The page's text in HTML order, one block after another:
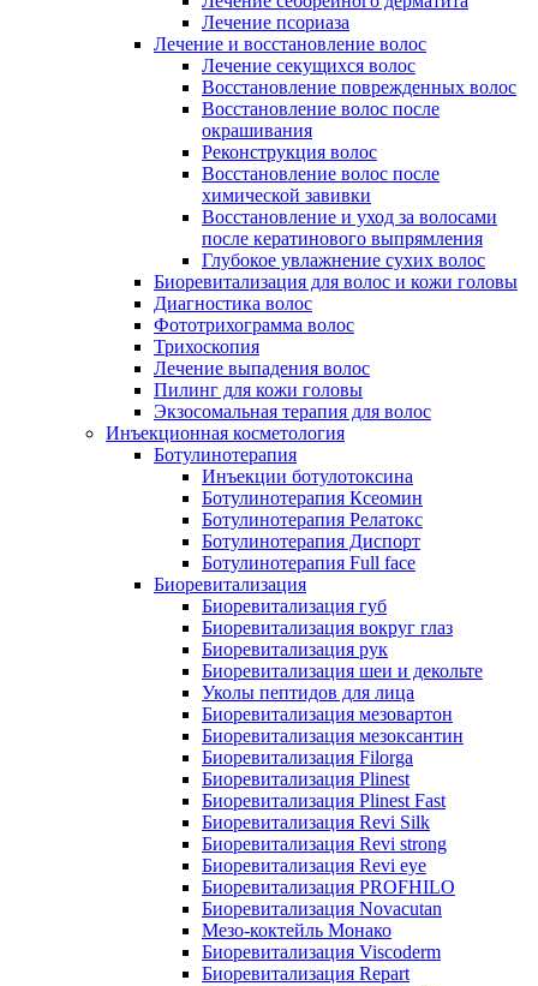
Лечение псориаза
Лечение и восстановление волос
Лечение секущихся волос
Восстановление поврежденных волос
Восстановление волос после
окрашивания
Реконструкция волос
Восстановление волос после
химической завивки
Восстановление и уход за волосами
после кератинового выпрямления
Глубокое увлажнение сухих волос
Биоревитализация для волос и кожи головы
Диагностика волос
Фототрихограмма волос
Трихоскопия
Лечение выпадения волос
Пилинг для кожи головы
Экзосомальная терапия для волос
Инъекционная косметология
Ботулинотерапия
Инъекции ботулотоксина
Ботулинотерапия Ксеомин
Ботулинотерапия Релатокс
Ботулинотерапия Диспорт
Ботулинотерапия Full face
Биоревитализация
Биоревитализация губ
Биоревитализация вокруг глаз
Биоревитализация рук
Биоревитализация шеи и декольте
Уколы пептидов для лица
Биоревитализация мезовартон
Биоревитализация мезоксантин
Биоревитализация Filorga
Биоревитализация Plinest
Биоревитализация Plinest Fast
Биоревитализация Revi Silk
Биоревитализация Revi strong
Биоревитализация Revi eye
Биоревитализация PROFHILO
Биоревитализация Novacutan
Мезо-коктейль Монако
Биоревитализация Viscoderm
Биоревитализация Repart